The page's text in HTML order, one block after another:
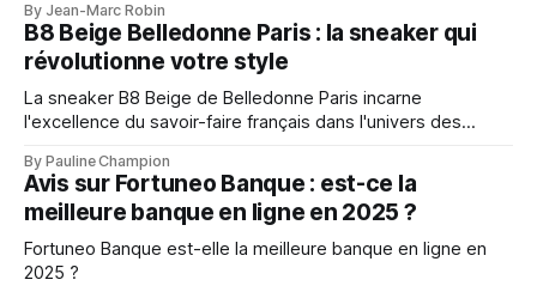
By Jean-Marc Robin
B8 Beige Belledonne Paris : la sneaker qui
révolutionne votre style
La sneaker B8 Beige de Belledonne Paris incarne
l'excellence du savoir-faire français dans l'univers des
By Pauline Champion
Avis sur Fortuneo Banque : est-ce la
meilleure banque en ligne en 2025 ?
Fortuneo Banque est-elle la meilleure banque en ligne en
2025 ?